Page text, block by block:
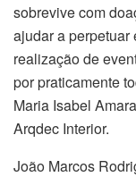
sobrevive com
ajudar a perpetuar
realização de
por praticamente
Maria Isabel
Arqdec Interior.
João Marcos